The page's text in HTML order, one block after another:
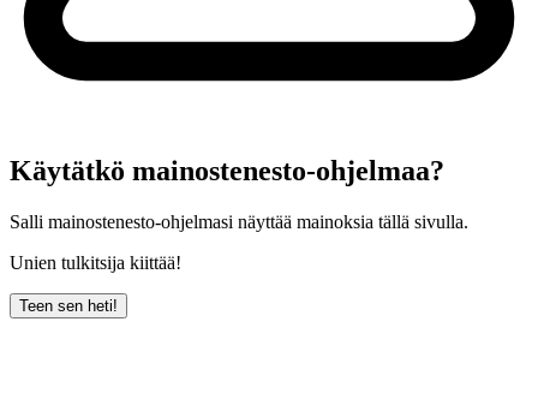
Käytätkö mainostenesto-ohjelmaa?
Salli mainostenesto-ohjelmasi näyttää mainoksia tällä sivulla.
Unien tulkitsija kiittää!
Teen sen heti!